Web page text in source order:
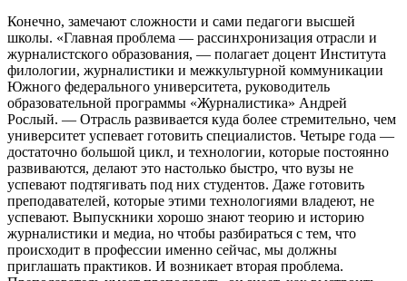
Конечно, замечают сложности и сами педагоги высшей
школы. «Главная проблема — рассинхронизация отрасли и
журналистского образования, — полагает доцент Института
филологии, журналистики и межкультурной коммуникации
Южного федерального университета, руководитель
образовательной программы «Журналистика» Андрей
Рослый. — Отрасль развивается куда более стремительно, чем
университет успевает готовить специалистов. Четыре года —
достаточно большой цикл, и технологии, которые постоянно
развиваются, делают это настолько быстро, что вузы не
успевают подтягивать под них студентов. Даже готовить
преподавателей, которые этими технологиями владеют, не
успевают. Выпускники хорошо знают теорию и историю
журналистики и медиа, но чтобы разбираться с тем, что
происходит в профессии именно сейчас, мы должны
приглашать практиков. И возникает вторая проблема.